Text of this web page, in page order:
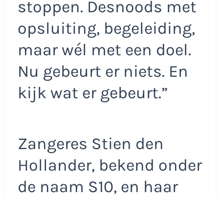
stoppen. Desnoods met
opsluiting, begeleiding,
maar wél met een doel.
Nu gebeurt er niets. En
kijk wat er gebeurt.”
Zangeres Stien den
Hollander, bekend onder
de naam S10, en haar